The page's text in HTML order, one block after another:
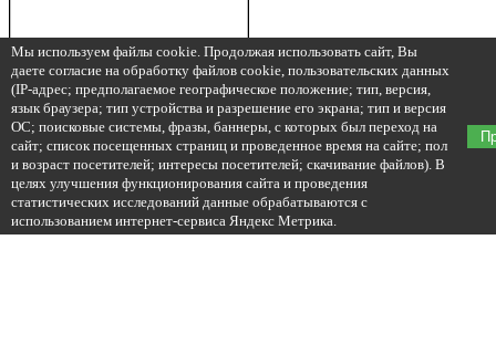
Мы используем файлы cookie. Продолжая использовать сайт, Вы
даете согласие на обработку файлов cookie, пользовательских данных
(IP-адрес; предполагаемое географическое положение; тип, версия,
язык браузера; тип устройства и разрешение его экрана; тип и версия
ОС; поисковые системы, фразы, баннеры, с которых был переход на
сайт; список посещенных страниц и проведенное время на сайте; пол
и возраст посетителей; интересы посетителей; скачивание файлов). В
целях улучшения функционирования сайта и проведения
статистических исследований данные обрабатываются с
использованием интернет-сервиса Яндекс Метрика.